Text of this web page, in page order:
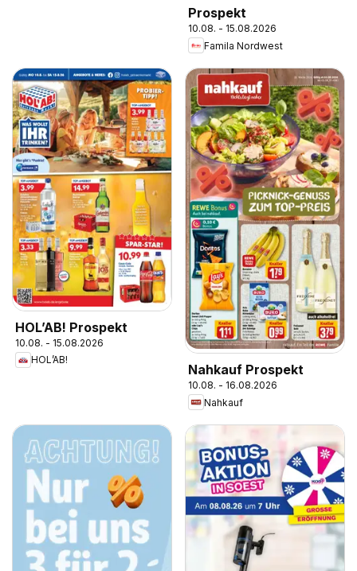
Prospekt
10.08. - 15.08.2026
Famila Nordwest
HOL’AB! Prospekt
10.08. - 15.08.2026
HOL’AB!
Nahkauf Prospekt
10.08. - 16.08.2026
Nahkauf